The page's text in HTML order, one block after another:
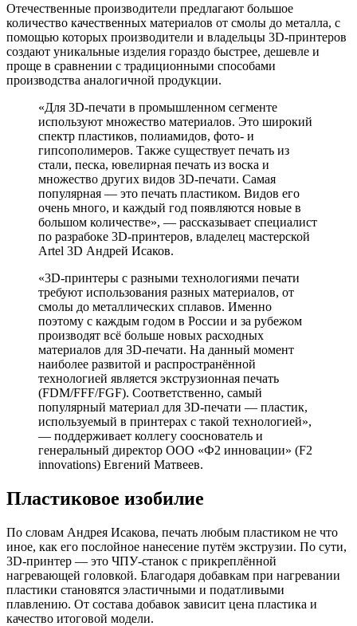
Отечественные производители предлагают большое
количество качественных материалов от смолы до металла, с
помощью которых производители и владельцы 3D-принтеров
создают уникальные изделия гораздо быстрее, дешевле и
проще в сравнении с традиционными способами
производства аналогичной продукции.
«Для 3D-печати в промышленном сегменте
используют множество материалов. Это широкий
спектр пластиков, полиамидов, фото- и
гипсополимеров. Также существует печать из
стали, песка, ювелирная печать из воска и
множество других видов 3D-печати. Самая
популярная — это печать пластиком. Видов его
очень много, и каждый год появляются новые в
большом количестве», — рассказывает специалист
по разрабоке 3D-принтеров, владелец мастерской
Artel 3D Андрей Исаков.
«3D-принтеры с разными технологиями печати
требуют использования разных материалов, от
смолы до металлических сплавов. Именно
поэтому с каждым годом в России и за рубежом
производят всё больше новых расходных
материалов для 3D-печати. На данный момент
наиболее развитой и распространённой
технологией является экструзионная печать
(FDM/FFF/FGF). Соответственно, самый
популярный материал для 3D-печати — пластик,
используемый в принтерах с такой технологией»,
— поддерживает коллегу сооснователь и
генеральный директор ООО «Ф2 инновации» (F2
innovations) Евгений Матвеев.
Пластиковое изобилие
По словам Андрея Исакова, печать любым пластиком не что
иное, как его послойное нанесение путём экструзии. По сути,
3D-принтер — это ЧПУ-станок с прикреплённой
нагревающей головкой. Благодаря добавкам при нагревании
пластики становятся эластичными и податливыми
плавлению. От состава добавок зависит цена пластика и
качество итоговой модели.